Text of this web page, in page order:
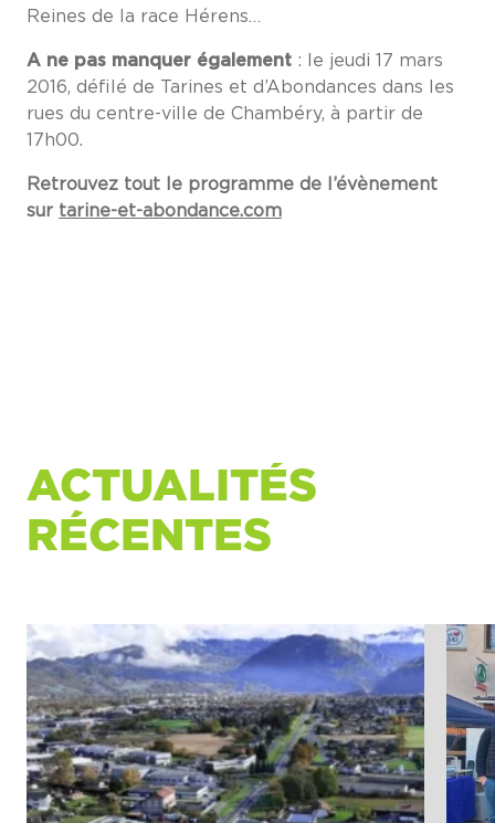
Reines de la race Hérens…
A ne pas manquer également : le jeudi 17 mars
2016, défilé de Tarines et d’Abondances dans les
rues du centre-ville de Chambéry, à partir de
17h00.
Retrouvez tout le programme de l’évènement
sur tarine-et-abondance.com
ACTUALITÉS
RÉCENTES